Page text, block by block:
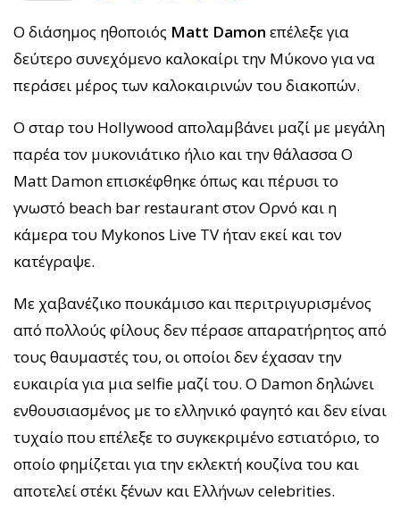
Ο διάσημος ηθοποιός Matt Damon επέλεξε για
δεύτερο συνεχόμενο καλοκαίρι την Μύκονο για να
περάσει μέρος των καλοκαιρινών του διακοπών.
Ο σταρ του Hollywood απολαμβάνει μαζί με μεγάλη
παρέα τον μυκονιάτικο ήλιο και την θάλασσα Ο
Matt Damon επισκέφθηκε όπως και πέρυσι το
γνωστό beach bar restaurant στον Ορνό και η
κάμερα του Mykonos Live TV ήταν εκεί και τον
κατέγραψε.
Με χαβανέζικο πουκάμισο και περιτριγυρισμένος
από πολλούς φίλους δεν πέρασε απαρατήρητος από
τους θαυμαστές του, οι οποίοι δεν έχασαν την
ευκαιρία για μια selfie μαζί του. Ο Damon δηλώνει
ενθουσιασμένος με το ελληνικό φαγητό και δεν είναι
τυχαίο που επέλεξε το συγκεκριμένο εστιατόριο, το
οποίο φημίζεται για την εκλεκτή κουζίνα του και
αποτελεί στέκι ξένων και Ελλήνων celebrities.